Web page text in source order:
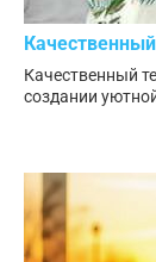
Качественный
создании